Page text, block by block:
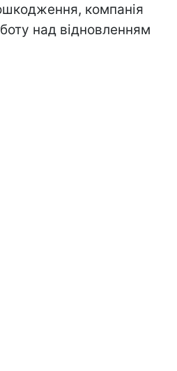
компанія
над відновленням